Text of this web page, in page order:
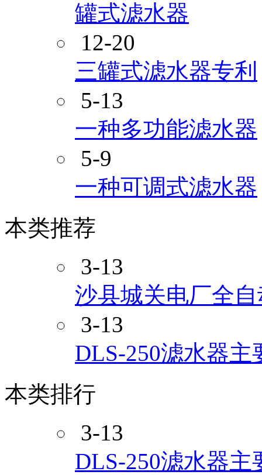
罐式滤水器
12-20
三罐式滤水器专利
5-13
一种多功能滤水器
5-9
一种可调式滤水器
本类推荐
3-13
沙县城关电厂全
3-13
DLS-250滤水器主
本类排行
3-13
DLS-250滤水器主